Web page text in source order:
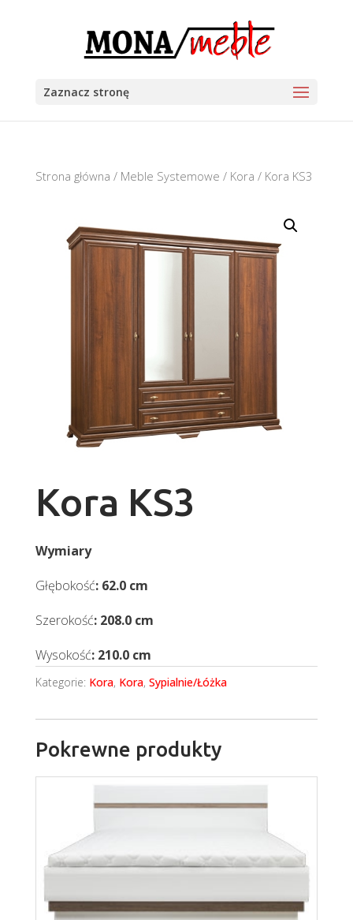
Zaznacz stronę
Strona główna / Meble Systemowe / Kora / Kora KS3
Kora KS3
Wymiary
Głębokość: 62.0 cm
Szerokość: 208.0 cm
Wysokość: 210.0 cm
Kategorie: Kora, Kora, Sypialnie/Łóżka
Pokrewne produkty